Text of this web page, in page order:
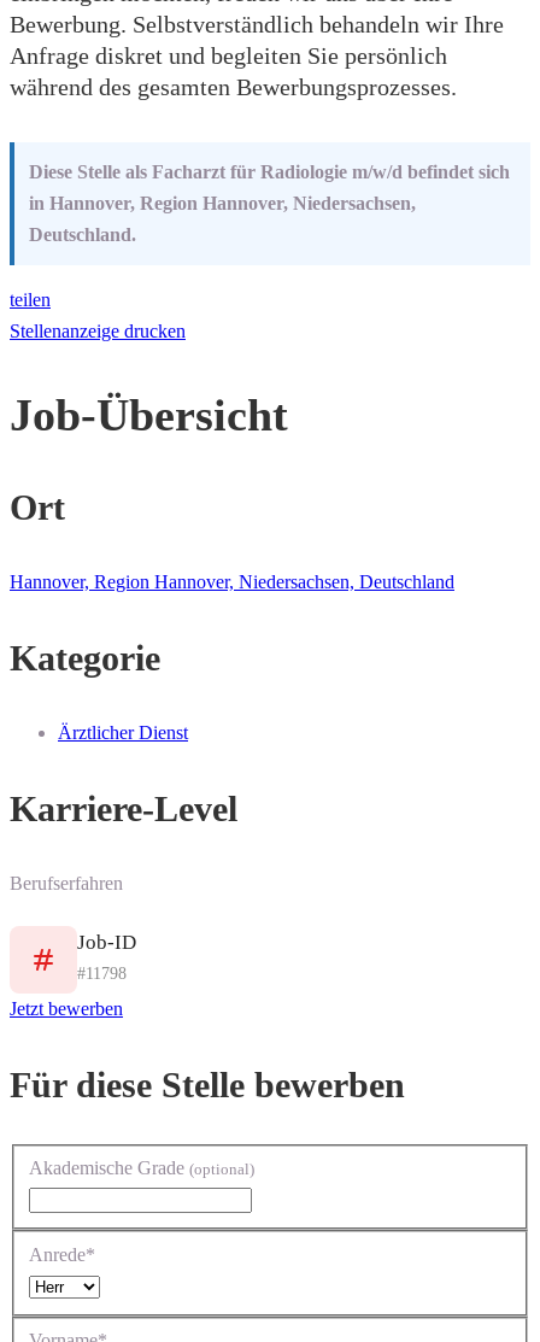
Bewerbung. Selbstverständlich behandeln wir Ihre
Anfrage diskret und begleiten Sie persönlich
während des gesamten Bewerbungsprozesses.
Diese Stelle als Facharzt für Radiologie m/w/d befindet sich
in Hannover, Region Hannover, Niedersachsen,
Deutschland.
teilen
Stellenanzeige drucken
Job-Übersicht
Ort
Hannover, Region Hannover, Niedersachsen, Deutschland
Kategorie
Ärztlicher Dienst
Karriere-Level
Berufserfahren
Job-ID
#11798
Jetzt bewerben
Für diese Stelle bewerben
Akademische Grade (optional)
Anrede*